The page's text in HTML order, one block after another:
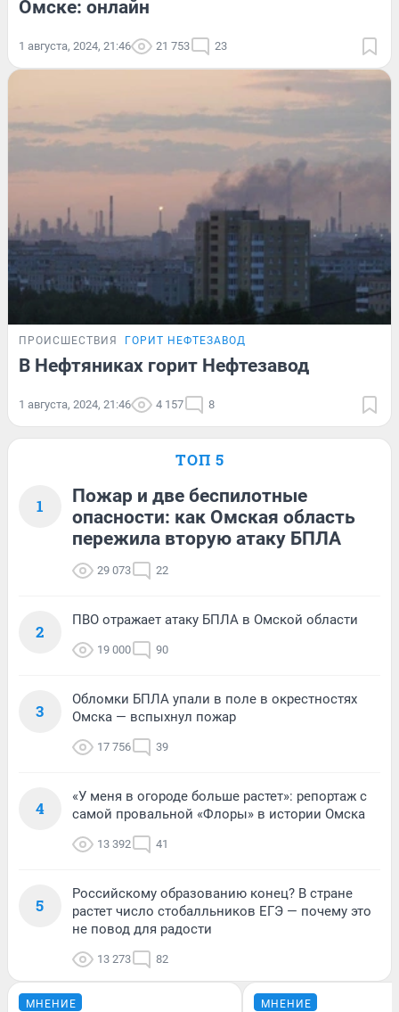
Омске: онлайн
1 августа, 2024, 21:46 21 753 23
ПРОИСШЕСТВИЯ ГОРИТ НЕФТЕЗАВОД
В Нефтяниках горит Нефтезавод
1 августа, 2024, 21:46 4 157 8
ТОП 5
1
Пожар и две беспилотные
опасности: как Омская область
пережила вторую атаку БПЛА
29 073 22
2
ПВО отражает атаку БПЛА в Омской области
19 000 90
3
Обломки БПЛА упали в поле в окрестностях
Омска — вспыхнул пожар
17 756 39
4
«У меня в огороде больше растет»: репортаж с
самой провальной «Флоры» в истории Омска
13 392 41
5
Российскому образованию конец? В стране
растет число стобалльников ЕГЭ — почему это
не повод для радости
13 273 82
МНЕНИЕ МНЕНИЕ